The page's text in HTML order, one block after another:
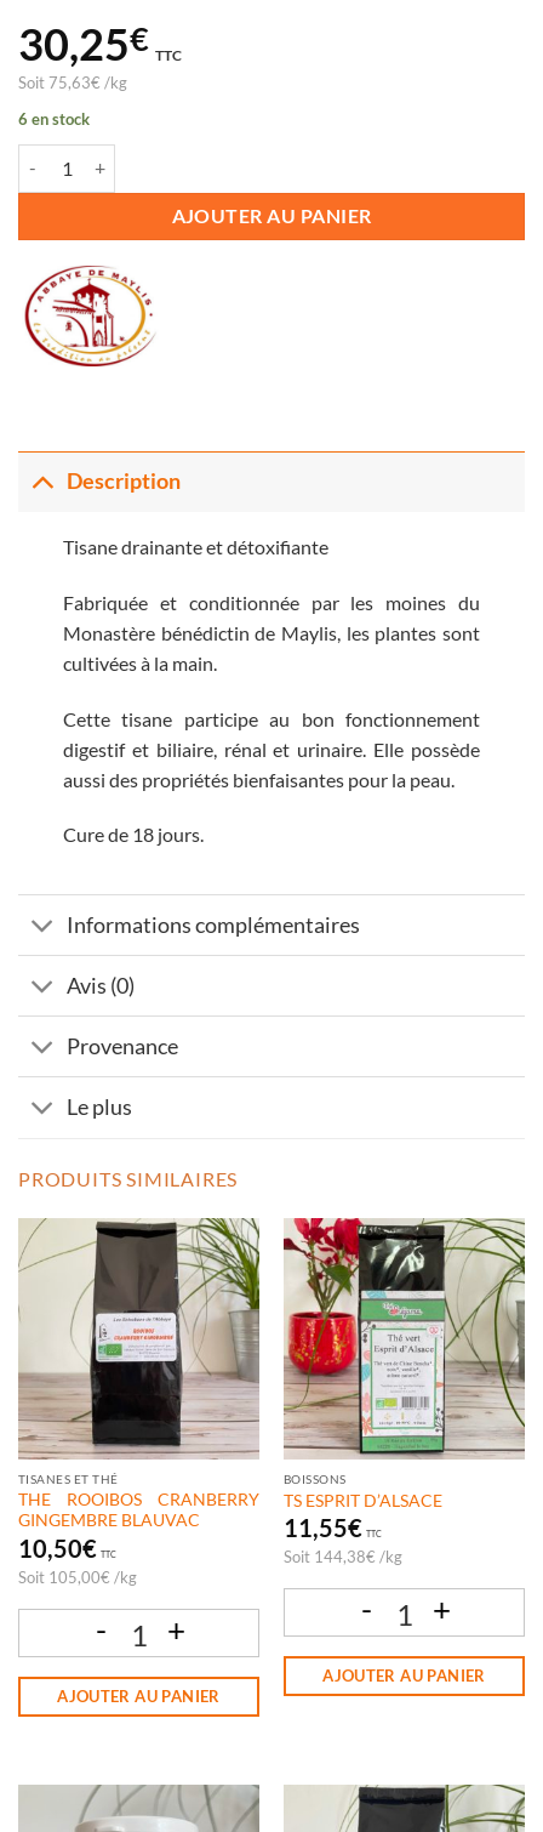
30,25€ TTC
Soit75,63€ /kg
6 en stock
AJOUTER AU PANIER
Description
Tisane drainante et détoxifiante
Fabriquée et conditionnée par les moines du
Monastère bénédictin de Maylis, les plantes sont
cultivées à la main.
Cette tisane participe au bon fonctionnement
digestif et biliaire, rénal et urinaire. Elle possède
aussi des propriétés bienfaisantes pour la peau.
Cure de 18 jours.
Informations complémentaires
Avis (0)
Provenance
Le plus
PRODUITS SIMILAIRES
TISANES ET THÉ
THE ROOIBOS CRANBERRY
GINGEMBRE BLAUVAC
10,50€ TTC
Soit 105,00€ /kg
quantité de THE ROOIBOS CRANBERRY GINGEMBRE BLAUVAC
AJOUTER AU PANIER
BOISSONS
TS ESPRIT D’ALSACE
11,55€ TTC
Soit 144,38€ /kg
AJOUTER AU PANIER